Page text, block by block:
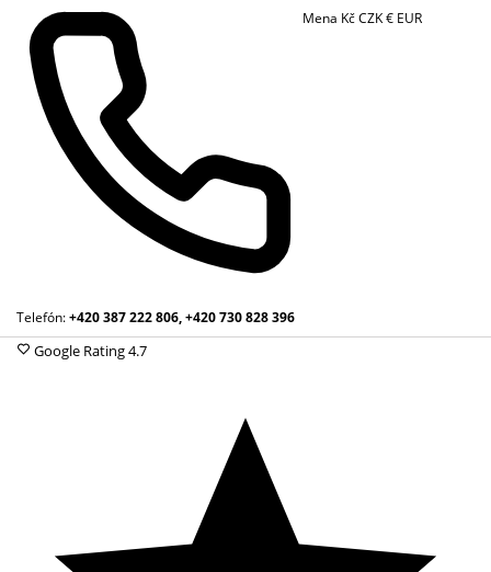
Telefón:+420 387 222 806, +420 730 828 396
Mena KčCZK€ EUR
Google Rating4.7